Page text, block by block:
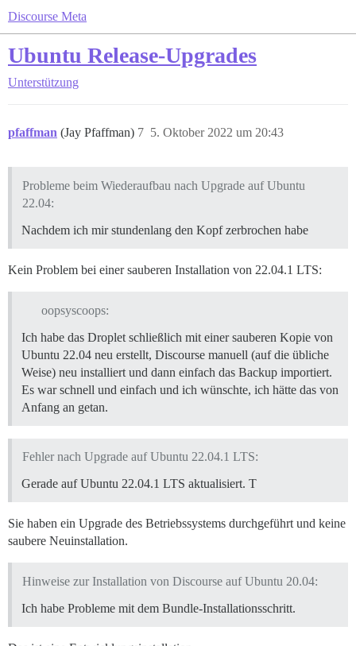
Discourse Meta
Ubuntu Release-Upgrades
Unterstützung
pfaffman (Jay Pfaffman) 5. Oktober 2022 um 20:43
7
Probleme beim Wiederaufbau nach Upgrade auf Ubuntu
22.04:
Nachdem ich mir stundenlang den Kopf zerbrochen habe
Kein Problem bei einer sauberen Installation von 22.04.1 LTS:
oopsyscoops:
Ich habe das Droplet schließlich mit einer sauberen Kopie von
Ubuntu 22.04 neu erstellt, Discourse manuell (auf die übliche
Weise) neu installiert und dann einfach das Backup importiert.
Es war schnell und einfach und ich wünschte, ich hätte das von
Anfang an getan.
Fehler nach Upgrade auf Ubuntu 22.04.1 LTS:
Gerade auf Ubuntu 22.04.1 LTS aktualisiert. T
Sie haben ein Upgrade des Betriebssystems durchgeführt und keine
saubere Neuinstallation.
Hinweise zur Installation von Discourse auf Ubuntu 20.04:
Ich habe Probleme mit dem Bundle-Installationsschritt.